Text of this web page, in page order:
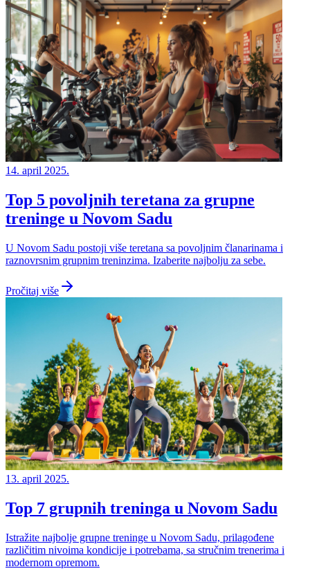
14. april 2025.
Top 5 povoljnih teretana za grupne
treninge u Novom Sadu
U Novom Sadu postoji više teretana sa povoljnim članarinama i
raznovrsnim grupnim treninzima. Izaberite najbolju za sebe.
Pročitaj više
13. april 2025.
Top 7 grupnih treninga u Novom Sadu
Istražite najbolje grupne treninge u Novom Sadu, prilagođene
različitim nivoima kondicije i potrebama, sa stručnim trenerima i
modernom opremom.